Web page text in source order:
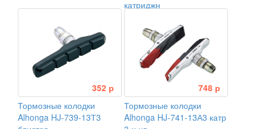
катриджн
352 р
Тормозные колодки
Alhonga HJ-739-13Т3
748 р
Тормозные колодки
Alhonga HJ-741-13А3 катр